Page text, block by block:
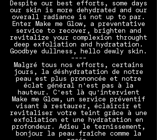
Despite our best efforts, some days
our skin is more dehydrated and our
overall radiance is not up to par.
Enter Make me Glow, a preventative
service to recover, brighten and
revitalize your complexion throught
deep exfoliation and hydratation.
Goodbye dullness, hello dewly skin.
----
Malgré tous nos efforts, certains
jours, la déshydratation de notre
peau est plus prononcée et notre
éclat général n'est pas à la
hauteur. C'est là qu'intervient
Make me Glow, un service préventif
visant à restaurer, éclaircir et
revitaliser votre teint grâce à une
exfoliation et une hydratation en
profondeur. Adieu le ternissement,
bonjour la peau fraîche comme la